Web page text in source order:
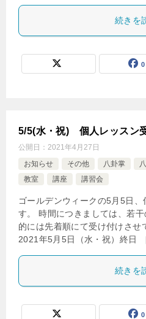
続きを
0
5/5(水・祝) 個人レッスン
公開日： 2021年4月27日
お知らせ
その他 八卦掌
教室
講座 講習会
ゴールデンウィークの5月5日、
す。 時間につきましては、若
的には先着順にて受け付けさせ
2021年5月5日（水・祝）終
続きを
0